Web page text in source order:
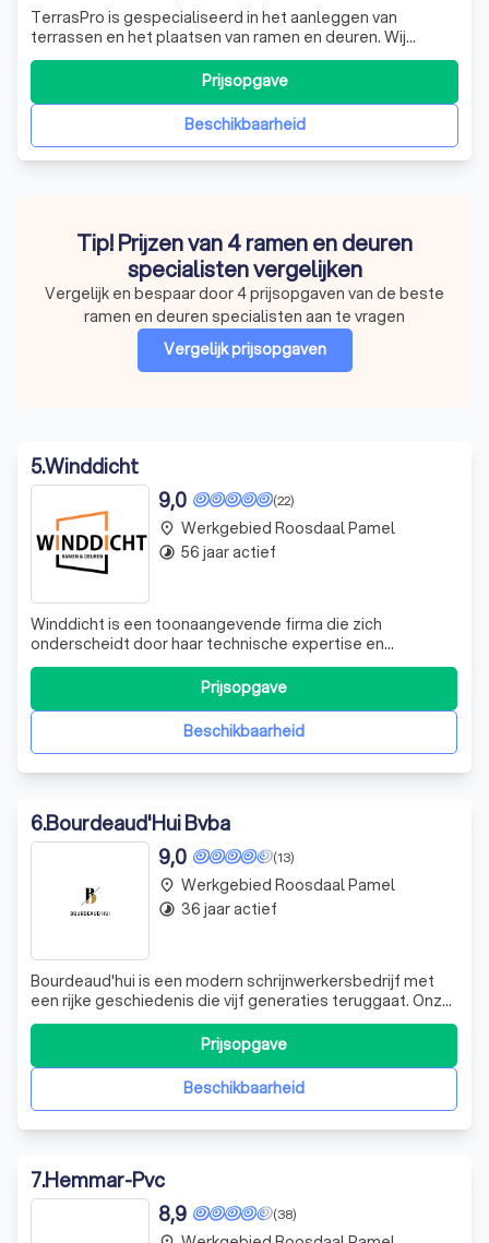
TerrasPro is gespecialiseerd in het aanleggen van
terrassen en het plaatsen van ramen en deuren. Wij
combineren vakmanschap met duurzame materialen om
jouw woning en buitenruimte een stijlvolle en kwalitatieve
upgrade te geven. Met oog voor detail en een
persoonlijke aanpak zorgen wij voor een perf
Beschikbaarheid
Prijsopgave
Tip! Prijzen van 4 ramen en deuren
specialisten vergelijken
Vergelijk en bespaar door 4 prijsopgaven van de beste
ramen en deuren specialisten aan te vragen
Vergelijk prijsopgaven
5.Winddicht
(22)
9,0
Winddicht is een toonaangevende firma die zich
onderscheidt door haar technische expertise en
toewijding aan kwaliteit. In 2018 waren wij de eerste firma
die het prestigieuze IFT-montagecertificaat behaalde,
een erkenning die garant staat voor technisch perfecte
inbouw. Dit certificaat is niet zomaa
Beschikbaarheid
Prijsopgave
place Werkgebied Roosdaal Pamel
timelapse 56 jaar actief
6.Bourdeaud'Hui Bvba
(13)
9,0
Bourdeaud'hui is een modern schrijnwerkersbedrijf met
een rijke geschiedenis die vijf generaties teruggaat. Onze
passie voor schrijnwerk is zorgvuldig overgedragen van
vader op zoon, en vandaag combineren we traditioneel
vakmanschap met moderne technologie om originele en
innovatieve projecten te reBeschikbaarheid
Prijsopgave
place Werkgebied Roosdaal Pamel
timelapse 36 jaar actief
7.Hemmar-Pvc
(38)
8,9